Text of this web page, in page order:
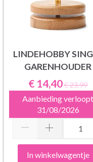
LINDEHOBBY
GARENHOUDER
€ 14,40€ 23,99
Aanbieding verloopt
31/08/2026
In winkelwagentje